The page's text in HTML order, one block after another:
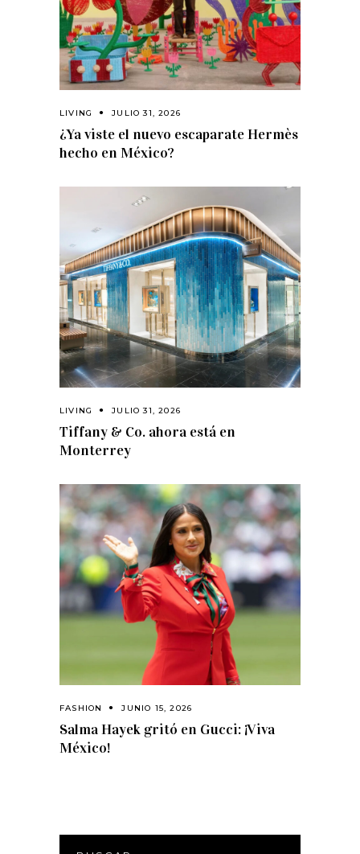
LIVING JULIO 31, 2026
¿Ya viste el nuevo escaparate Hermès
hecho en México?
LIVING JULIO 31, 2026
Tiffany & Co. ahora está en
Monterrey
FASHION JUNIO 15, 2026
Salma Hayek gritó en Gucci: ¡Viva
México!